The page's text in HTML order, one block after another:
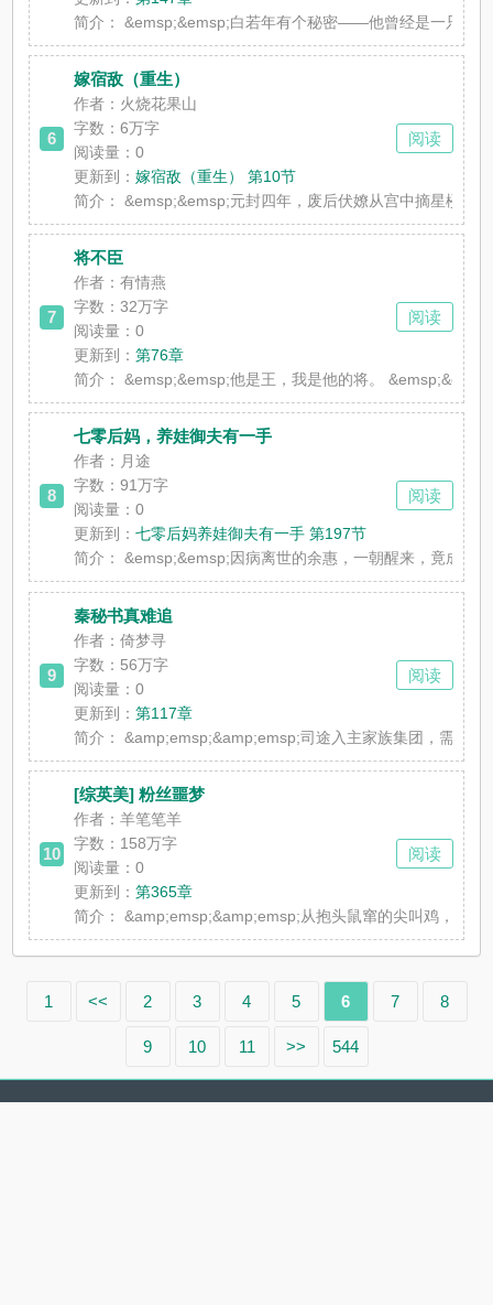
简介：
&emsp;&emsp;白若年有个秘密——他曾经是一只猫
6
嫁宿敌（重生）
作者：火烧花果山
字数：6万字
阅读量：0
更新到：嫁宿敌（重生） 第10节
简介：
&emsp;&emsp;元封四年，废后伏嫽从宫中摘星楼一
阅读
7
将不臣
作者：有情燕
字数：32万字
阅读量：0
更新到：第76章
简介：
&emsp;&emsp;他是王，我是他的将。
阅读
8
七零后妈，养娃御夫有一手
作者：月途
字数：91万字
阅读量：0
更新到：七零后妈养娃御夫有一手 第197节
简介：
&emsp;&emsp;因病离世的余惠，一朝醒来，竟成了
阅读
9
秦秘书真难追
作者：倚梦寻
字数：56万字
阅读量：0
更新到：第117章
简介：
&amp;emsp;&amp;emsp;司途入主家族集团，需要
阅读
10
[综英美] 粉丝噩梦
作者：羊笔笔羊
字数：158万字
阅读量：0
更新到：第365章
简介：
&amp;emsp;&amp;emsp;从抱头鼠窜的尖叫鸡，到
阅读
1 << 2 3 4 5 6 7 8
9 10 11 >> 544